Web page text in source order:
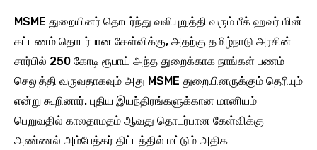
MSME துறையினர் தொடர்ந்து வலியுறுத்தி வரும் பீக் ஹவர் மின்
கட்டணம் தொடர்பான கேள்விக்கு, அதற்கு தமிழ்நாடு அரசின்
சார்பில் 250 கோடி ரூபாய் அந்த துறைக்காக நாங்கள் பணம்
செலுத்தி வருவதாகவும் அது MSME துறையினருக்கும் தெரியும்
என்று கூறினார். புதிய இயந்திரங்களுக்கான மானியம்
பெறுவதில் காலதாமதம் ஆவது தொடர்பான கேள்விக்கு
அண்ணல் அம்பேத்கர் திட்டத்தில் மட்டும் அதிக